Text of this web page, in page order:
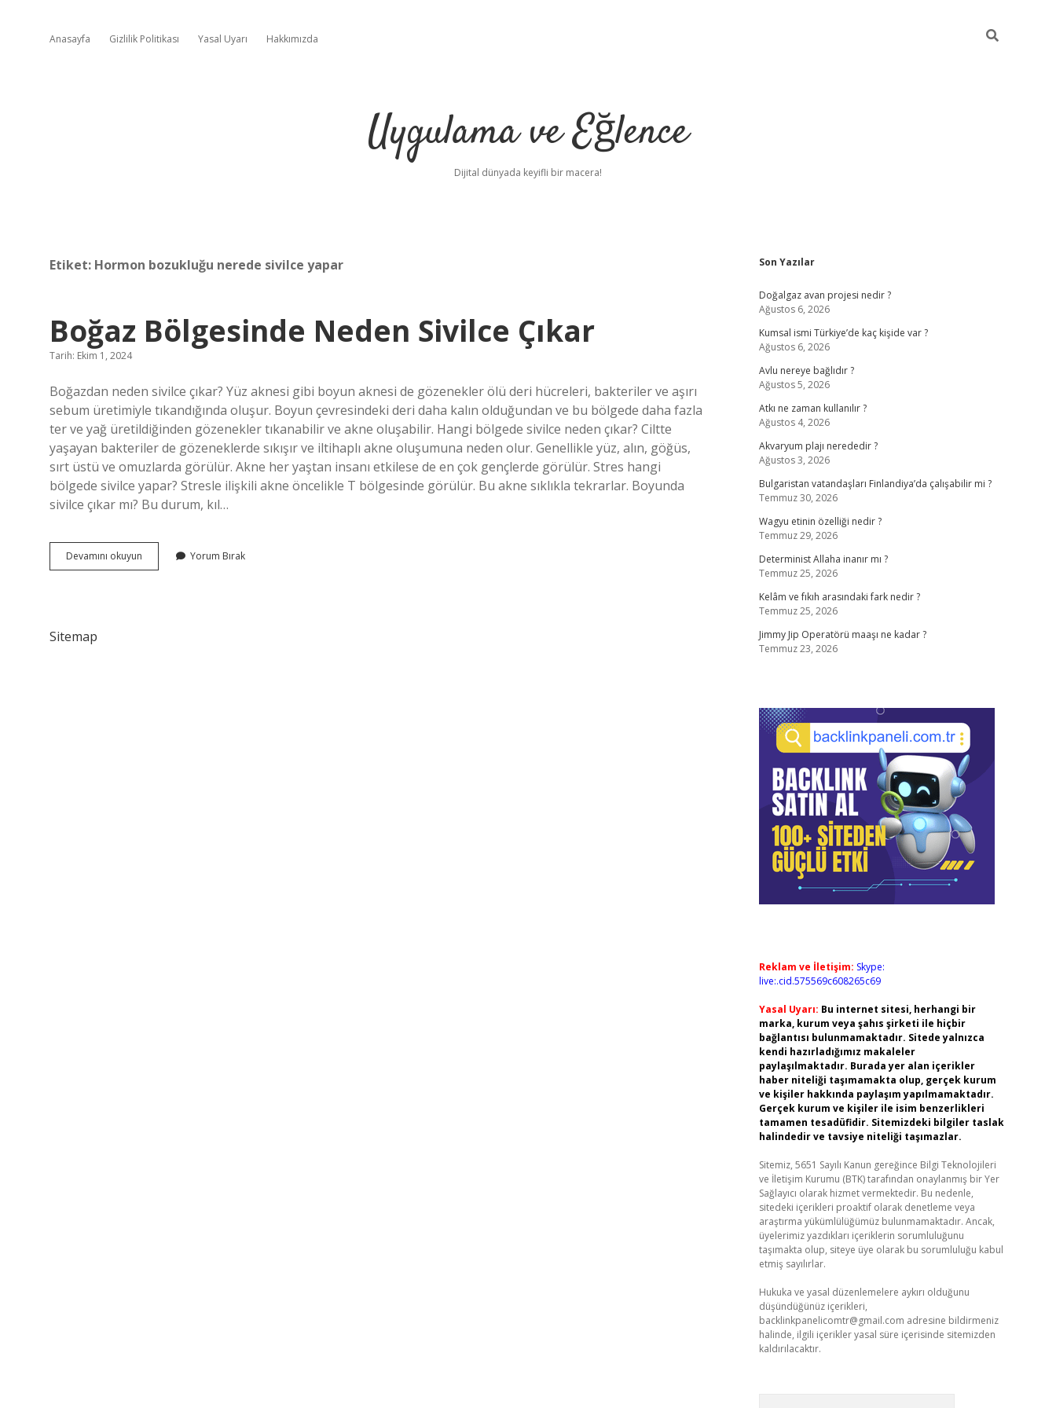
Anasayfa Gizlilik Politikası Yasal Uyarı Hakkımızda
Uygulama ve Eğlence
Dijital dünyada keyifli bir macera!
Etiket: Hormon bozukluğu nerede sivilce yapar
Boğaz Bölgesinde Neden Sivilce Çıkar
Tarih: Ekim 1, 2024
Boğazdan neden sivilce çıkar? Yüz aknesi gibi boyun aknesi de gözenekler ölü deri hücreleri, bakteriler ve aşırı
sebum üretimiyle tıkandığında oluşur. Boyun çevresindeki deri daha kalın olduğundan ve bu bölgede daha fazla
ter ve yağ üretildiğinden gözenekler tıkanabilir ve akne oluşabilir. Hangi bölgede sivilce neden çıkar? Ciltte
yaşayan bakteriler de gözeneklerde sıkışır ve iltihaplı akne oluşumuna neden olur. Genellikle yüz, alın, göğüs,
sırt üstü ve omuzlarda görülür. Akne her yaştan insanı etkilese de en çok gençlerde görülür. Stres hangi
bölgede sivilce yapar? Stresle ilişkili akne öncelikle T bölgesinde görülür. Bu akne sıklıkla tekrarlar. Boyunda
sivilce çıkar mı? Bu durum, kıl…
Devamını okuyun
Bölgesinde
Yorum Bırak
Sitemap
Sidebar
Son Yazılar
Doğalgaz avan projesi nedir ?
Ağustos 6, 2026
Kumsal ismi Türkiye’de kaç kişide var ?
Ağustos 6, 2026
Avlu nereye bağlıdır ?
Ağustos 5, 2026
Atkı ne zaman kullanılır ?
Ağustos 4, 2026
Akvaryum plajı nerededir ?
Ağustos 3, 2026
Bulgaristan vatandaşları Finlandiya’da çalışabilir mi ?
Temmuz 30, 2026
Wagyu etinin özelliği nedir ?
Temmuz 29, 2026
Determinist Allaha inanır mı ?
Temmuz 25, 2026
Kelâm ve fıkıh arasındaki fark nedir ?
Temmuz 25, 2026
Jimmy Jip Operatörü maaşı ne kadar ?
Temmuz 23, 2026
Reklam ve İletişim: Skype:
live:.cid.575569c608265c69
Yasal Uyarı: Bu internet sitesi, herhangi bir
marka, kurum veya şahıs şirketi ile hiçbir
bağlantısı bulunmamaktadır. Sitede yalnızca
kendi hazırladığımız makaleler
paylaşılmaktadır. Burada yer alan içerikler
haber niteliği taşımamakta olup, gerçek kurum
ve kişiler hakkında paylaşım yapılmamaktadır.
Gerçek kurum ve kişiler ile isim benzerlikleri
tamamen tesadüfidir. Sitemizdeki bilgiler taslak
halindedir ve tavsiye niteliği taşımazlar.
Sitemiz, 5651 Sayılı Kanun gereğince Bilgi Teknolojileri
ve İletişim Kurumu (BTK) tarafından onaylanmış bir Yer
Sağlayıcı olarak hizmet vermektedir. Bu nedenle,
sitedeki içerikleri proaktif olarak denetleme veya
araştırma yükümlülüğümüz bulunmamaktadır. Ancak,
üyelerimiz yazdıkları içeriklerin sorumluluğunu
taşımakta olup, siteye üye olarak bu sorumluluğu kabul
etmiş sayılırlar.
Hukuka ve yasal düzenlemelere aykırı olduğunu
düşündüğünüz içerikleri,
backlinkpanelicomtr@gmail.com adresine bildirmeniz
halinde, ilgili içerikler yasal süre içerisinde sitemizden
kaldırılacaktır.